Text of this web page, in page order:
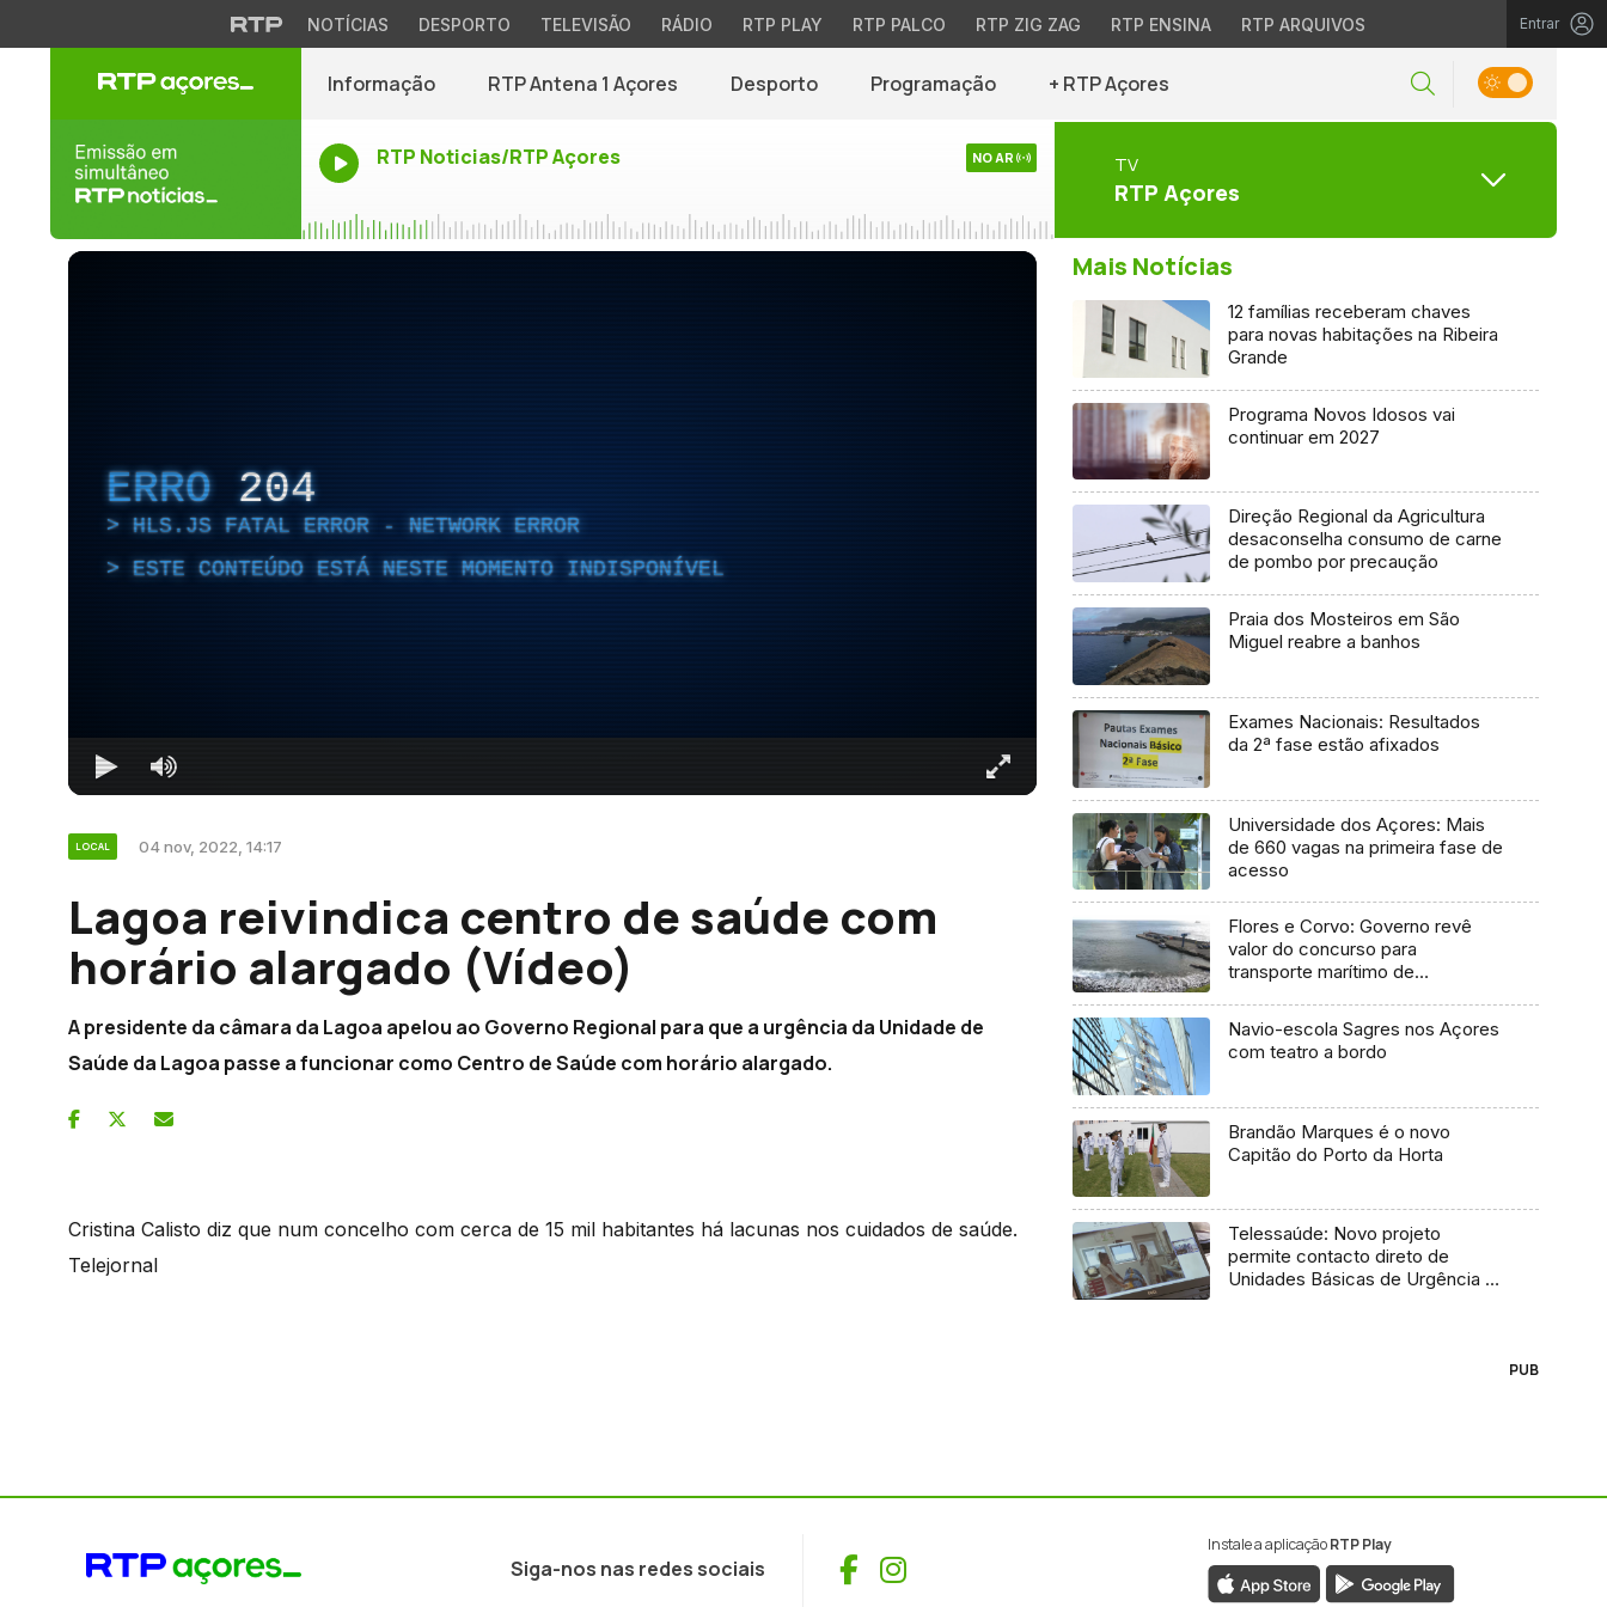
NOTÍCIAS DESPORTO TELEVISÃO RÁDIO RTP PLAY RTP PALCO RTP ZIG ZAG RTP ENSINA RTP ARQUIVOS Entrar
Informação RTP Antena 1 Açores Desporto Programação + RTP Açores
RTP Noticias/RTP Açores NO AR TV
RTP Açores
ERRO 204
HLS.JS FATAL ERROR - NETWORK ERROR
ESTE CONTEÚDO ESTÁ NESTE MOMENTO INDISPONÍVEL
LOCAL 04 nov, 2022, 14:17
Lagoa reivindica centro de saúde com
horário alargado (Vídeo)
A presidente da câmara da Lagoa apelou ao Governo Regional para que a urgência da Unidade de
Saúde da Lagoa passe a funcionar como Centro de Saúde com horário alargado.
Cristina Calisto diz que num concelho com cerca de 15 mil habitantes há lacunas nos cuidados de saúde.
Telejornal
Mais Notícias
12 famílias receberam chaves
para novas habitações na Ribeira
Grande
Programa Novos Idosos vai
continuar em 2027
Direção Regional da Agricultura
desaconselha consumo de carne
de pombo por precaução
Praia dos Mosteiros em São
Miguel reabre a banhos
Exames Nacionais: Resultados
da 2ª fase estão afixados
Universidade dos Açores: Mais
de 660 vagas na primeira fase de
acesso
Flores e Corvo: Governo revê
valor do concurso para
transporte marítimo de
Navio-escola Sagres nos Açores
com teatro a bordo
Brandão Marques é o novo
Capitão do Porto da Horta
Telessaúde: Novo projeto
permite contacto direto de
Unidades Básicas de Urgência e
PUB
Siga-nos nas redes sociais Facebook
Instagram
Instale a aplicaçãoRTP Play